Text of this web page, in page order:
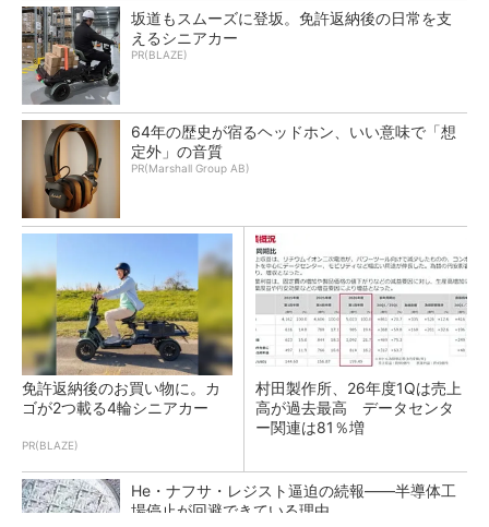
坂道もスムーズに登坂。免許返納後の日常を支
えるシニアカー
PR(BLAZE)
64年の歴史が宿るヘッドホン、いい意味で「想
定外」の音質
PR(Marshall Group AB)
免許返納後のお買い物に。カ
ゴが2つ載る4輪シニアカー
PR(BLAZE)
村田製作所、26年度1Qは売上
高が過去最高 データセンタ
ー関連は81％増
He・ナフサ・レジスト逼迫の続報――半導体工
場停止が回避できている理由